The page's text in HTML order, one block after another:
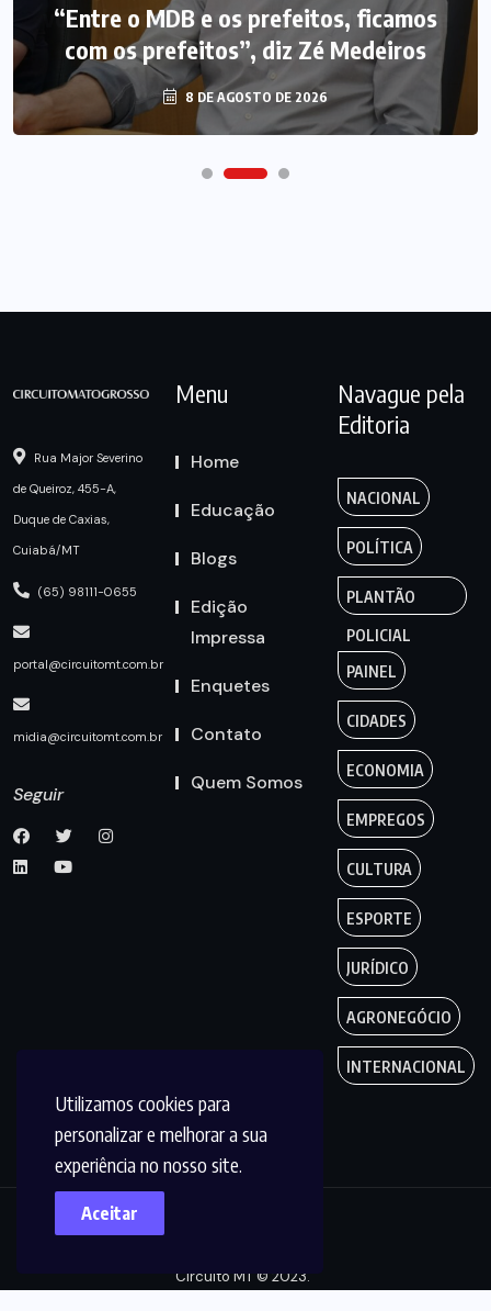
Utilizamos cookies para
personalizar e melhorar a sua
experiência no nosso site.
Aceitar
“Entre o MDB e os prefeitos, ficamos
com os prefeitos”, diz Zé Medeiros
8 DE AGOSTO DE 2026
Rua Major Severino
de Queiroz, 455-A,
Duque de Caxias,
Cuiabá/MT
(65) 98111-0655
portal@circuitomt.com.br
midia@circuitomt.com.br
Seguir
Menu
Home
Educação
Blogs
Edição
Impressa
Enquetes
Contato
Quem Somos
Navague pela
Editoria
NACIONAL
POLÍTICA
PLANTÃO
POLICIAL
PAINEL
CIDADES
ECONOMIA
EMPREGOS
CULTURA
ESPORTE
JURÍDICO
AGRONEGÓCIO
INTERNACIONAL
Circuito MT © 2023.